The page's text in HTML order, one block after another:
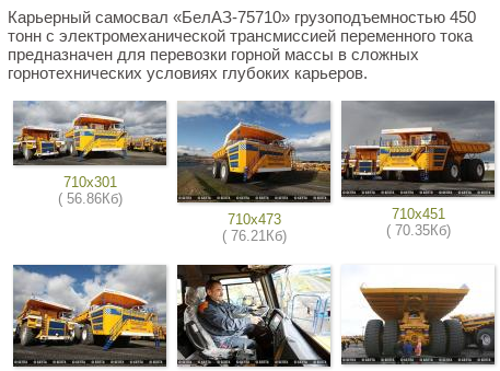
Карьерный самосвал «БелАЗ-75710» грузоподъемностью 450
тонн с электромеханической трансмиссией переменного тока
предназначен для перевозки горной массы в сложных
горнотехнических условиях глубоких карьеров.
710x301
( 56.86Кб)
710x473
( 76.21Кб)
710x451
( 70.35Кб)